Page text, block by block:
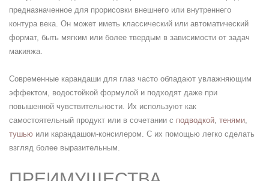
предназначенное для прорисовки внешнего или внутреннего
контура века. Он может иметь классический или автоматический
формат, быть мягким или более твердым в зависимости от задач
макияжа.
Современные карандаши для глаз часто обладают увлажняющим
эффектом, водостойкой формулой и подходят даже при
повышенной чувствительности. Их используют как
самостоятельный продукт или в сочетании с подводкой, тенями,
тушью или карандашом-консилером. С их помощью легко сделать
взгляд более выразительным.